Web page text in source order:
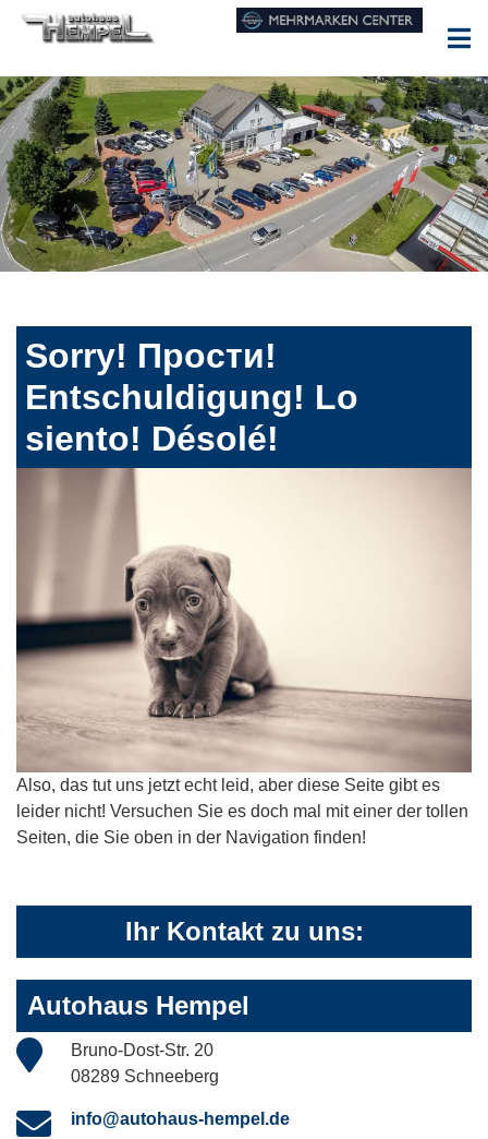
Sorry! Прости!
Entschuldigung! Lo
siento! Désolé!
Also, das tut uns jetzt echt leid, aber diese Seite gibt es
leider nicht! Versuchen Sie es doch mal mit einer der tollen
Seiten, die Sie oben in der Navigation finden!
Ihr Kontakt zu uns:
Autohaus Hempel
Bruno-Dost-Str. 20
08289 Schneeberg
info@autohaus-hempel.de